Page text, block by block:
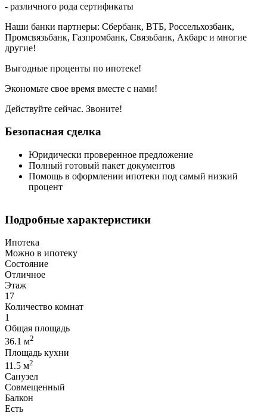
- различного рода сертификаты
Наши банки партнеры: Сбербанк, ВТБ, Россельхозбанк,
Промсвязьбанк, Газпромбанк, Связьбанк, Акбарс и многие
другие!
Выгодные проценты по ипотеке!
Экономьте свое время вместе с нами!
Действуйте сейчас. Звоните!
Безопасная сделка
Юридически проверенное предложение
Полный готовый пакет документов
Помощь в оформлении ипотеки под самый низкий
процент
Подробные характеристики
Ипотека
Можно в ипотеку
Состояние
Отличное
Этаж
17
Количество комнат
1
Общая площадь
36.1 м2
Площадь кухни
11.5 м2
Санузел
Совмещенный
Балкон
Есть